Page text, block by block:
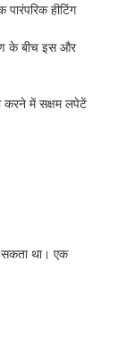
हीटिंग
के बीच इस और
करने में सक्षम लपेटें
सकता था। एक